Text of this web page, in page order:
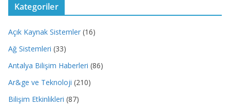
Kategoriler
Açık Kaynak Sistemler (16)
Ağ Sistemleri (33)
Antalya Bilişim Haberleri (86)
Ar&ge ve Teknoloji (210)
Bilişim Etkinlikleri (87)